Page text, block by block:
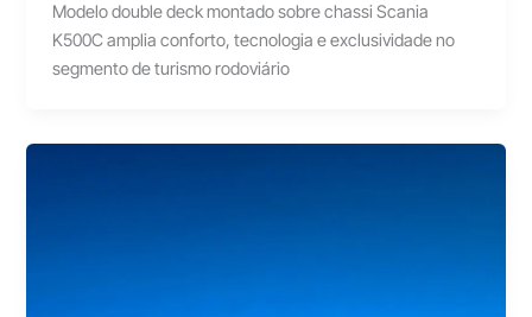
Modelo double deck montado sobre chassi Scania
K500C amplia conforto, tecnologia e exclusividade no
segmento de turismo rodoviário